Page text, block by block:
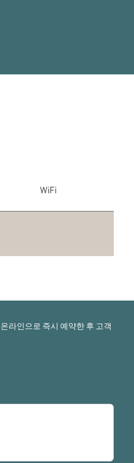
WiFi
라인으로 즉시 예약한 후 고객